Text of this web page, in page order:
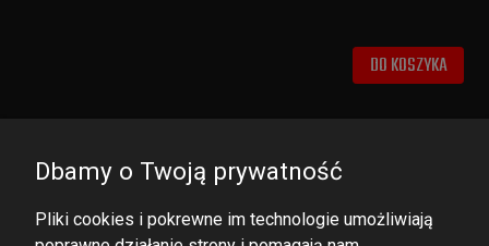
DO KOSZYKA
Dbamy o Twoją prywatność
Pliki cookies i pokrewne im technologie umożliwiają